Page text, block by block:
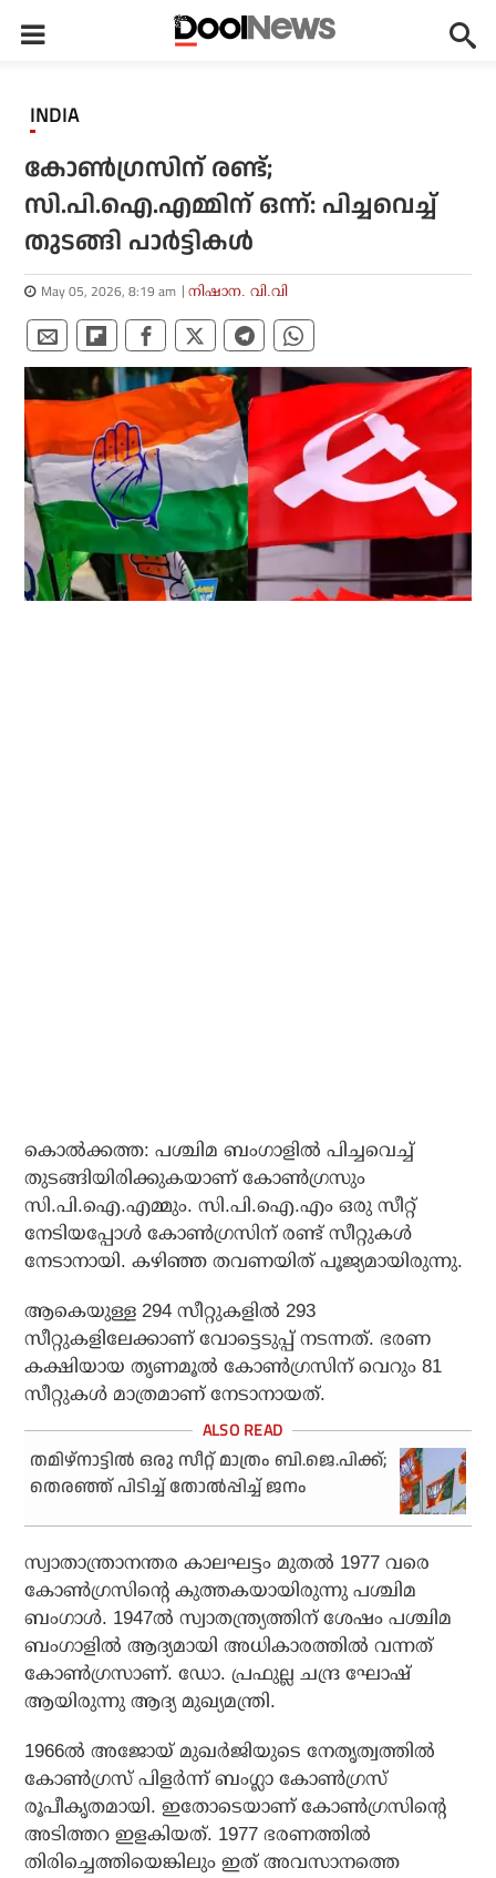
INDIA
കോണ്‍ഗ്രസിന് രണ്ട്;
സി.പി.ഐ.എമ്മിന് ഒന്ന്: പിച്ചവെച്ച്
തുടങ്ങി പാര്‍ട്ടികള്‍
May 05, 2026, 8:19 am നിഷാന. വി.വി
കൊല്‍ക്കത്ത: പശ്ചിമ ബംഗാളില്‍ പിച്ചവെച്ച്
തുടങ്ങിയിരിക്കുകയാണ് കോണ്‍ഗ്രസും
സി.പി.ഐ.എമ്മും. സി.പി.ഐ.എം ഒരു സീറ്റ്
നേടിയപ്പോള്‍ കോണ്‍ഗ്രസിന് രണ്ട് സീറ്റുകള്‍
നേടാനായി. കഴിഞ്ഞ തവണയിത് പൂജ്യമായിരുന്നു.
ആകെയുള്ള 294 സീറ്റുകളില്‍ 293
സീറ്റുകളിലേക്കാണ് വോട്ടെടുപ്പ് നടന്നത്. ഭരണ
കക്ഷിയായ തൃണമൂല്‍ കോണ്‍ഗ്രസിന് വെറും 81
സീറ്റുകള്‍ മാത്രമാണ് നേടാനായത്.
തമിഴ്‌നാട്ടില്‍ ഒരു സീറ്റ് മാത്രം ബി.ജെ.പിക്ക്;
തെരഞ്ഞ് പിടിച്ച് തോല്‍പ്പിച്ച് ജനം
സ്വാതാന്ത്രാനന്തര കാലഘട്ടം മുതല്‍ 1977 വരെ
കോണ്‍ഗ്രസിന്റെ കുത്തകയായിരുന്നു പശ്ചിമ
ബംഗാള്‍. 1947ല്‍ സ്വാതന്ത്ര്യത്തിന് ശേഷം പശ്ചിമ
ബംഗാളില്‍ ആദ്യമായി അധികാരത്തില്‍ വന്നത്
കോണ്‍ഗ്രസാണ്. ഡോ. പ്രഫുല്ല ചന്ദ്ര ഘോഷ്
ആയിരുന്നു ആദ്യ മുഖ്യമന്ത്രി.
1966ല്‍ അജോയ് മുഖര്‍ജിയുടെ നേതൃത്വത്തില്‍
കോണ്‍ഗ്രസ് പിളര്‍ന്ന് ബംഗ്ലാ കോണ്‍ഗ്രസ്
രൂപീകൃതമായി. ഇതോടെയാണ് കോണ്‍ഗ്രസിന്റെ
അടിത്തറ ഇളകിയത്. 1977 ഭരണത്തില്‍
തിരിച്ചെത്തിയെങ്കിലും ഇത് അവസാനത്തെ